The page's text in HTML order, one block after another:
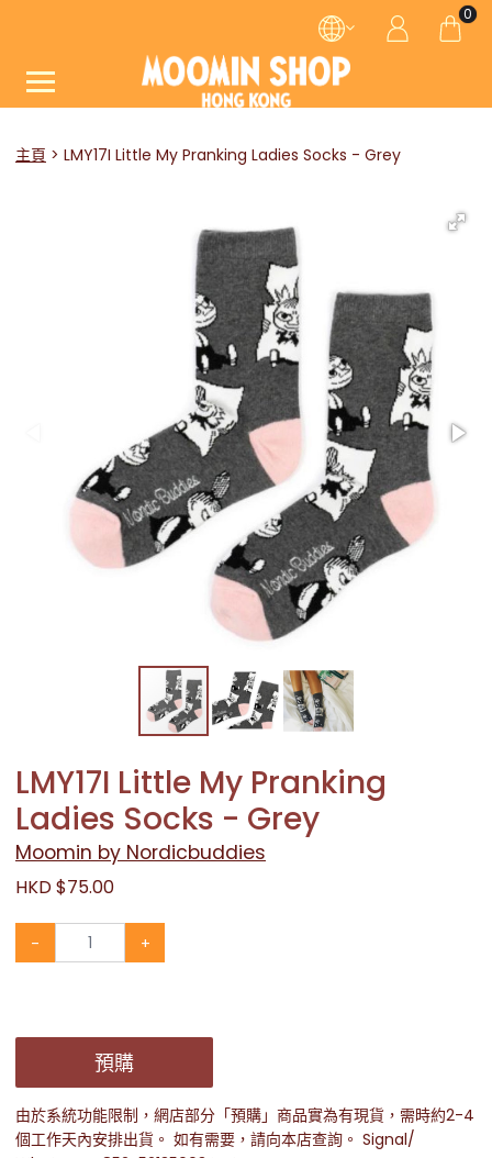
0
主頁 LMY17I Little My Pranking Ladies Socks - Grey
LMY17I Little My Pranking
Ladies Socks - Grey
Moomin by Nordicbuddies
HKD $75.00
- +
預購
由於系統功能限制，網店部分「預購」商品實為有現貨，需時約2-4
個工作天內安排出貨。 如有需要，請向本店查詢。 Signal/